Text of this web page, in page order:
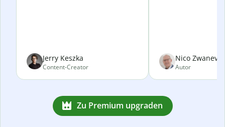
Jerry Keszka
Content-Creator
Nico
Autor
Zu Premium upgraden